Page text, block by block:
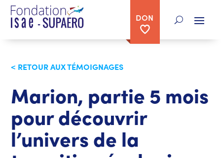
DON
< RETOUR AUX TÉMOIGNAGES
Marion, partie 5 mois
pour découvrir
l’univers de la